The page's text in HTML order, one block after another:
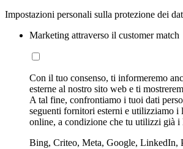
Impostazioni personali sulla protezione dei
Marketing attraverso il customer match
Con il tuo consenso, ti informeremo
esterne al nostro sito web e ti
A tal fine, confrontiamo i tuoi dati
seguenti fornitori esterni e utilizziamo i
online, a condizione che tu utilizzi già i
Bing, Criteo, Meta, Google, LinkedIn,